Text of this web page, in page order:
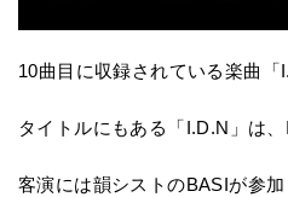
10曲目に収録されている楽曲「
タイトルにもある「I.D.N」は、
客演には韻シストのBASIが参